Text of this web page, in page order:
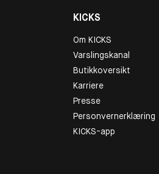
KICKS
Om KICKS
Varslingskanal
Butikkoversikt
Karriere
Presse
Personvernerklæring
KICKS-app